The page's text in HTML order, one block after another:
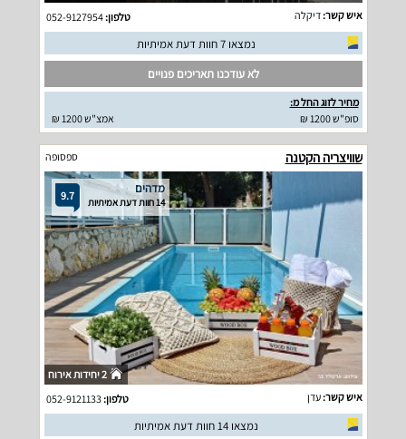
איש קשר:דיקלה טלפון:052-9127954
נמצאו 7 חוות דעת אמיתיות
לא עודכנו תאריכים פנויים
מחיר לזוג החל מ:
סופ"ש 1200 ₪
אמצ"ש 1200 ₪
שוויצריה הקטנה ספסופה
9.7 מדהים
14 חוות דעת אמיתיות
2 יחידות אירוח
איש קשר:עדן טלפון:052-9121133
נמצאו 14 חוות דעת אמיתיות